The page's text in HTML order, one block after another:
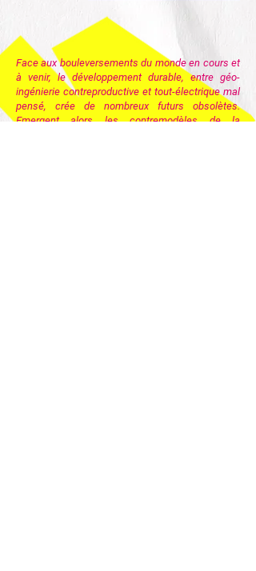
Face aux bouleversements du monde en cours et
à venir, le développement durable, entre géo-
ingénierie contreproductive et tout-électrique mal
pensé, crée de nombreux futurs obsolètes.
Emergent alors lescontremodèles de la